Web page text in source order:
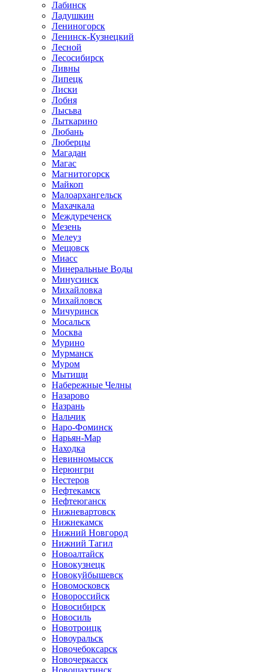
Лабинск
Ладушкин
Лениногорск
Ленинск-Кузнецкий
Лесной
Лесосибирск
Ливны
Липецк
Лиски
Лобня
Лысьва
Лыткарино
Любань
Люберцы
Магадан
Магас
Магнитогорск
Майкоп
Малоархангельск
Махачкала
Междуреченск
Мезень
Мелеуз
Мещовск
Миасс
Минеральные Воды
Минусинск
Михайловка
Михайловск
Мичуринск
Мосальск
Москва
Мурино
Мурманск
Муром
Мытищи
Набережные Челны
Назарово
Назрань
Нальчик
Наро-Фоминск
Нарьян-Мар
Находка
Невинномысск
Нерюнгри
Нестеров
Нефтекамск
Нефтеюганск
Нижневартовск
Нижнекамск
Нижний Новгород
Нижний Тагил
Новоалтайск
Новокузнецк
Новокуйбышевск
Новомосковск
Новороссийск
Новосибирск
Новосиль
Новотроицк
Новоуральск
Новочебоксарск
Новочеркасск
Новошахтинск